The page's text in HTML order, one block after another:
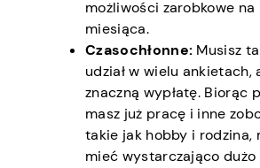
możliwości zarobkowe na
miesiąca.
Czasochłonne: Musisz
udział w wielu ankietach,
znaczną wypłatę. Biorąc
masz już pracę i inne
takie jak hobby i rodzina,
mieć wystarczająco dużo